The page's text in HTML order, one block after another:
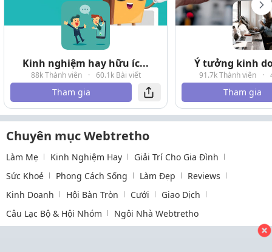
Kinh nghiệm hay hữu íc...
88k Thành viên · 60.1k Bài viết
Tham gia
Ý tưởng kinh
91.7k Thành viên ·
Tham gia
Chuyên mục Webtretho
Làm Mẹ Kinh Nghiệm Hay
Giải Trí Cho Gia Đình
Sức Khoẻ
Phong Cách Sống Làm Đẹp
Reviews
Kinh Doanh
Hội Bàn Tròn Cưới
Giao Dịch
Câu Lạc Bộ & Hội Nhóm
Ngôi Nhà Webtretho